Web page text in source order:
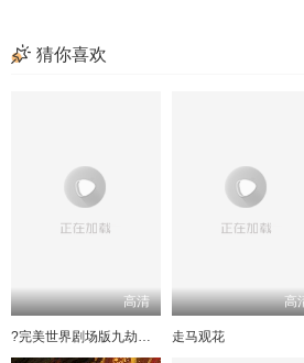
猜你喜欢
高清
?完美世界剧场版九劫焚天?
高
走马观花